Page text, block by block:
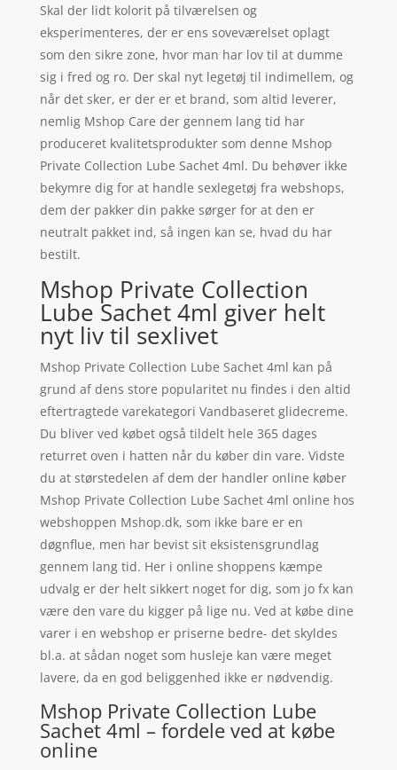
Skal der lidt kolorit på tilværelsen og
eksperimenteres, der er ens soveværelset oplagt
som den sikre zone, hvor man har lov til at dumme
sig i fred og ro. Der skal nyt legetøj til indimellem, og
når det sker, er der er et brand, som altid leverer,
nemlig Mshop Care der gennem lang tid har
produceret kvalitetsprodukter som denne Mshop
Private Collection Lube Sachet 4ml. Du behøver ikke
bekymre dig for at handle sexlegetøj fra webshops,
dem der pakker din pakke sørger for at den er
neutralt pakket ind, så ingen kan se, hvad du har
bestilt.
Mshop Private Collection
Lube Sachet 4ml giver helt
nyt liv til sexlivet
Mshop Private Collection Lube Sachet 4ml kan på
grund af dens store popularitet nu findes i den altid
eftertragtede varekategori Vandbaseret glidecreme.
Du bliver ved købet også tildelt hele 365 dages
returret oven i hatten når du køber din vare. Vidste
du at størstedelen af dem der handler online køber
Mshop Private Collection Lube Sachet 4ml online hos
webshoppen Mshop.dk, som ikke bare er en
døgnflue, men har bevist sit eksistensgrundlag
gennem lang tid. Her i online shoppens kæmpe
udvalg er der helt sikkert noget for dig, som jo fx kan
være den vare du kigger på lige nu. Ved at købe dine
varer i en webshop er priserne bedre- det skyldes
bl.a. at sådan noget som husleje kan være meget
lavere, da en god beliggenhed ikke er nødvendig.
Mshop Private Collection Lube
Sachet 4ml – fordele ved at købe
online